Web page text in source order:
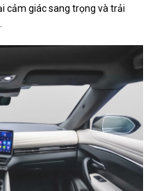
cảm giác sang trọng và trải